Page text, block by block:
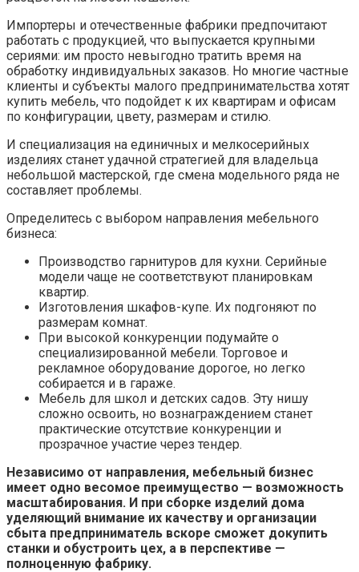
Импортеры и отечественные фабрики предпочитают
работать с продукцией, что выпускается крупными
сериями: им просто невыгодно тратить время на
обработку индивидуальных заказов. Но многие частные
клиенты и субъекты малого предпринимательства хотят
купить мебель, что подойдет к их квартирам и офисам
по конфигурации, цвету, размерам и стилю.
И специализация на единичных и мелкосерийных
изделиях станет удачной стратегией для владельца
небольшой мастерской, где смена модельного ряда не
составляет проблемы.
Определитесь с выбором направления мебельного
бизнеса:
Производство гарнитуров для кухни. Серийные
модели чаще не соответствуют планировкам
квартир.
Изготовления шкафов-купе. Их подгоняют по
размерам комнат.
При высокой конкуренции подумайте о
специализированной мебели. Торговое и
рекламное оборудование дорогое, но легко
собирается и в гараже.
Мебель для школ и детских садов. Эту нишу
сложно освоить, но вознаграждением станет
практические отсутствие конкуренции и
прозрачное участие через тендер.
Независимо от направления, мебельный бизнес
имеет одно весомое преимущество — возможность
масштабирования. И при сборке изделий дома
уделяющий внимание их качеству и организации
сбыта предприниматель вскоре сможет докупить
станки и обустроить цех, а в перспективе —
полноценную фабрику.